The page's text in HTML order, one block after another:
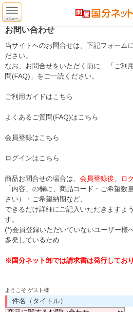
お問い合わせ
当サイトへのお問合せは、下記フォーム
ださい。
なお、お問合せをいただく前に、「ご利
問(FAQ)」をご一読ください。
ご利用ガイドはこちら
よくあるご質問(FAQ)はこちら
会員登録はこちら
ログインはこちら
商品お問合せの場合は、 会員登録後、ロ
「内容」の欄に、商品コード・ご希望数
さい）・ご希望納期など、
できるだけ詳細にご記入いただきますよ
す。
(*)会員登録いただいていないユーザー様
多発しているため
※国分ネット卸では請求書は発行しており
ようこそ ゲスト様
件名（タイトル）